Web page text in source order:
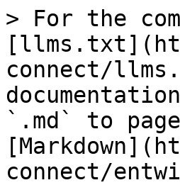
> For the
connect/
`.md` to
connect/